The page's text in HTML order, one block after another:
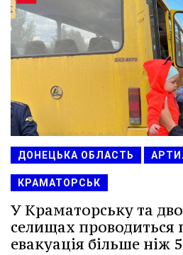
ДОНЕЦЬКА ОБЛАСТЬ
КРАМАТОРСЬК
У Краматорську та
селищах проводиться
евакуація більше ніж